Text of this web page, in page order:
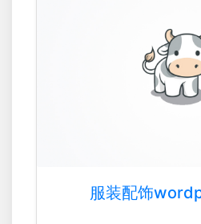
服装配饰